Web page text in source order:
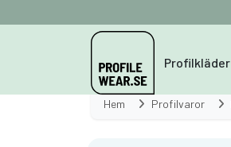
Profilkläder
Hem Profilvaror